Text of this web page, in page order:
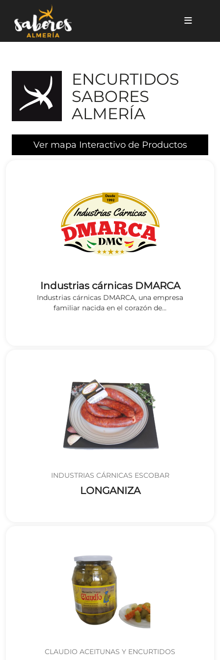
ENCURTIDOS
SABORES
ALMERÍA
Ver mapa Interactivo de Productos
Industrias cárnicas DMARCA
Industrias cárnicas DMARCA, una empresa
familiar nacida en el corazón de...
INDUSTRIAS CÁRNICAS ESCOBAR
LONGANIZA
CLAUDIO ACEITUNAS Y ENCURTIDOS